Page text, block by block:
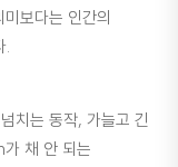
보다는 인간의
.
치는 동작, 가늘고 긴
채 안 되는